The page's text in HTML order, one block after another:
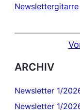
Newslettergitarre
ARCHIV
Newsletter 1/
Newsletter 1/